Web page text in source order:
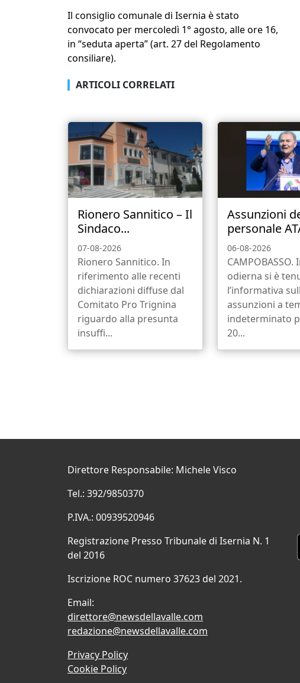
Il consiglio comunale di Isernia è stato
convocato per mercoledì 1° agosto, alle ore 16,
in “seduta aperta” (art. 27 del Regolamento
consiliare).
ARTICOLI CORRELATI
Rionero Sannitico – Il
Sindaco...
07-08-2026
Rionero Sannitico. In
riferimento alle recenti
dichiarazioni diffuse dal
Comitato Pro Trignina
riguardo alla presunta
insuffi...
Assunzioni
personale
06-08-2026
CAMPOBASSO.
odierna si è
l’informativa
assunzioni a
indeterminato
20...
Direttore Responsabile: Michele Visco
Tel.: 392/9850370
P.IVA.: 00939520946
Registrazione Presso Tribunale di Isernia N. 1
del 2016
Iscrizione ROC numero 37623 del 2021.
Email:
direttore@newsdellavalle.com
redazione@newsdellavalle.com
Privacy Policy
Cookie Policy